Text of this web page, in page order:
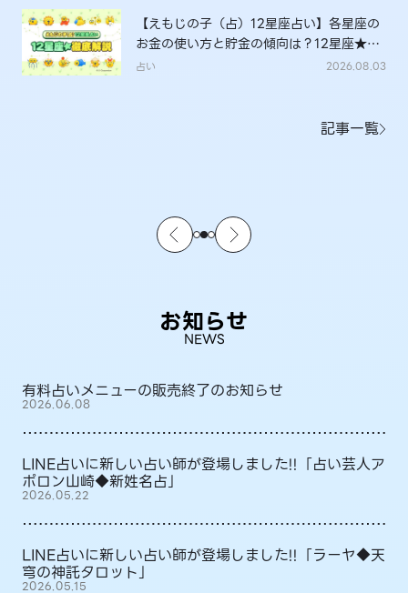
【えもじの子（占）12星座占い】各星座の
お金の使い方と貯金の傾向は？12星座★徹
底解説
占い 2026.08.03
記事一覧
お知らせ
NEWS
有料占いメニューの販売終了のお知らせ
2026.06.08
LINE占いに新しい占い師が登場しました!!「占い芸人ア
ポロン山崎◆新姓名占」
2026.05.22
LINE占いに新しい占い師が登場しました!!「ラーヤ◆天
穹の神託タロット」
2026.05.15